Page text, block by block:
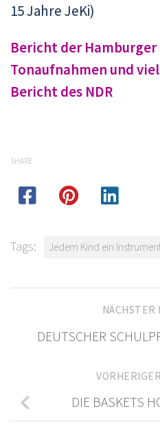
15 Jahre JeKi)
Bericht der
Tonaufnahmen und
Bericht des NDR
SHARE
Tags: Jedem Kind ein
NÄCHSTER
DEUTSCHER
DIE BASKETS